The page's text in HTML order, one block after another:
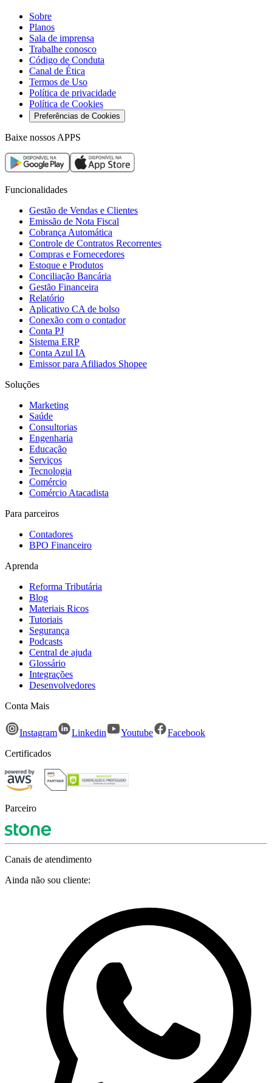
Soluções
Planos
Contador / BPO
Contador / BPO
Recursos
Recursos
Reforma Tributária
Reforma Tributária
Sobre
Planos
Sala de imprensa
Trabalhe conosco
Código de Conduta
Canal de Ética
Termos de Uso
Política de privacidade
Política de Cookies
Preferências de Cookies
Baixe nossos APPS
Funcionalidades
Gestão de Vendas e Clientes
Emissão de Nota Fiscal
Cobrança Automática
Controle de Contratos Recorrentes
Compras e Fornecedores
Estoque e Produtos
Conciliação Bancária
Gestão Financeira
Relatório
Aplicativo CA de bolso
Conexão com o contador
Conta PJ
Sistema ERP
Conta Azul IA
Emissor para Afiliados Shopee
Soluções
Marketing
Saúde
Consultorias
Engenharia
Educação
Serviços
Tecnologia
Comércio
Comércio Atacadista
Para parceiros
Contadores
BPO Financeiro
Aprenda
Reforma Tributária
Blog
Materiais Ricos
Tutoriais
Segurança
Podcasts
Central de ajuda
Glossário
Integrações
Desenvolvedores
Conta Mais
Instagram Linkedin Youtube
Facebook
Certificados
Parceiro
Canais de atendimento
Ainda não sou cliente: